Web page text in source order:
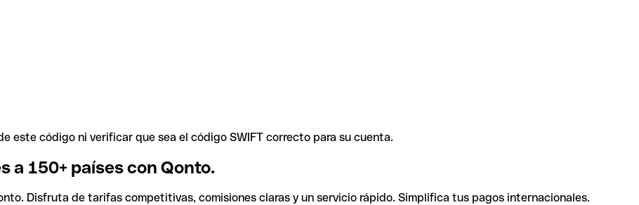
este código ni verificar que sea el código SWIFT correcto para su cuenta.
a 150+ países con Qonto.
Disfruta de tarifas competitivas, comisiones claras y un servicio rápido. Simplifica tus pagos internacionales.